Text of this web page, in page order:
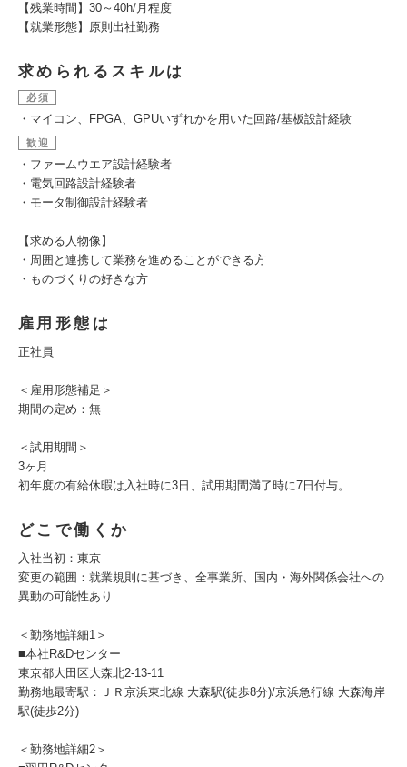
【残業時間】30～40h/月程度
【就業形態】原則出社勤務
求められるスキルは
必須
・マイコン、FPGA、GPUいずれかを用いた回路/基板設計経験
歓迎
・ファームウエア設計経験者
・電気回路設計経験者
・モータ制御設計経験者
【求める人物像】
・周囲と連携して業務を進めることができる方
・ものづくりの好きな方
雇用形態は
正社員
＜雇用形態補足＞
期間の定め：無
＜試用期間＞
3ヶ月
初年度の有給休暇は入社時に3日、試用期間満了時に7日付与。
どこで働くか
入社当初：東京
変更の範囲：就業規則に基づき、全事業所、国内・海外関係会社への
異動の可能性あり
＜勤務地詳細1＞
■本社R&Dセンター
東京都大田区大森北2-13-11
勤務地最寄駅：ＪＲ京浜東北線 大森駅(徒歩8分)/京浜急行線 大森海岸
駅(徒歩2分)
＜勤務地詳細2＞